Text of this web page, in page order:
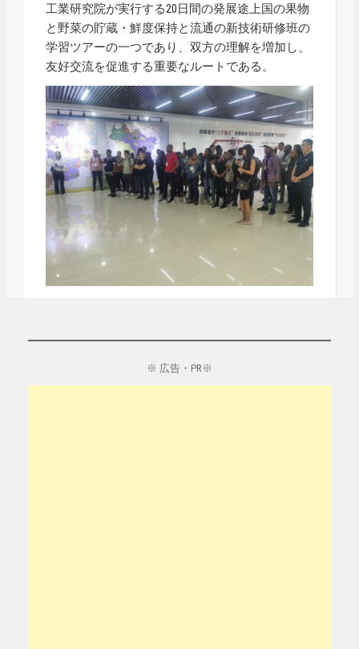
工業研究院が実行する20日間の発展途上国の果物
と野菜の貯蔵・鮮度保持と流通の新技術研修班の
学習ツアーの一つであり、双方の理解を増加し、
友好交流を促進する重要なルートである。
※ 広告・PR※